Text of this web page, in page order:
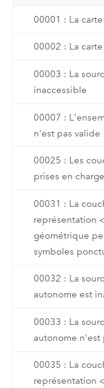
00001 : La
00002 : La
00003 : La
inaccessible
00007 :
n'est pas valide
00025 : Les
prises en charge
00031 : La
représentation
géométrique
symboles
00032 : La
autonome est
00033 : La
autonome n'est
00035 : La
représentation